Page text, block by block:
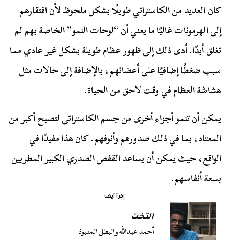
كان العديد من الكاستراتي طويلًا بشكل ملحوظ لأن افتقارهم
إلى الهرمونات غالبًا ما يعني أن “لوحات النمو” الخاصة بهم لم
تغلق أبدًا. أدى ذلك إلى ظهور عظام طويلة بشكل غير عادي مما
سبب ضغطًا إضافيًا على أعضائهم، بالإضافة إلى حالات مثل
هشاشة العظام في وقت لاحق من الحياة.
يمكن أن تنمو أجزاء أخرى من جسم الكاستراتى لتصبح أكبر من
المعتاد، بما في ذلك صدورهم وأنوفهم. كان هذا مفيدًا في
الواقع، حيث يمكن أن يساعد القفص الصدري الكبير المطربين
بسعة أنفاسهم.
إقرأ أيضا
التخت
أحمد عبدالله والبطل المنبوذ